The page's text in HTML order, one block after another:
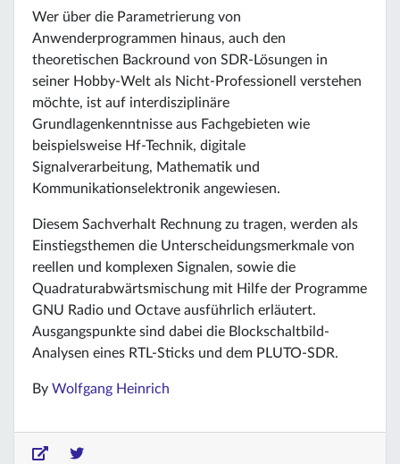
Wer über die Parametrierung von
Anwenderprogrammen hinaus, auch den
theoretischen Backround von SDR-Lösungen in
seiner Hobby-Welt als Nicht-Professionell verstehen
möchte, ist auf interdisziplinäre
Grundlagenkenntnisse aus Fachgebieten wie
beispielsweise Hf-Technik, digitale
Signalverarbeitung, Mathematik und
Kommunikationselektronik angewiesen.
Diesem Sachverhalt Rechnung zu tragen, werden als
Einstiegsthemen die Unterscheidungsmerkmale von
reellen und komplexen Signalen, sowie die
Quadraturabwärtsmischung mit Hilfe der Programme
GNU Radio und Octave ausführlich erläutert.
Ausgangspunkte sind dabei die Blockschaltbild-
Analysen eines RTL-Sticks und dem PLUTO-SDR.
By Wolfgang Heinrich